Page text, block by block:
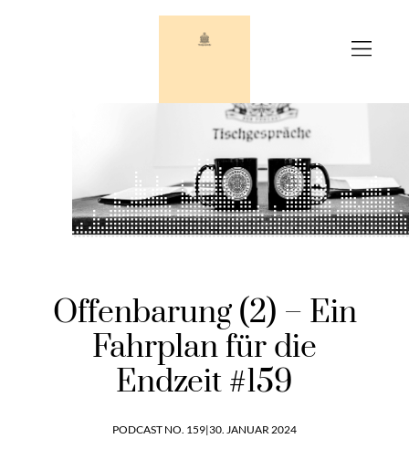
Offenbarung (2) – Ein
Fahrplan für die
Endzeit #159
PODCAST NO. 159|30. JANUAR 2024